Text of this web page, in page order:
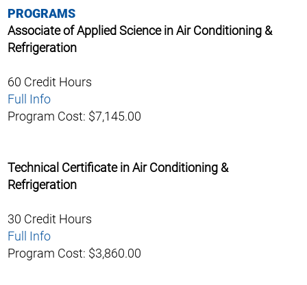
PROGRAMS
Associate of Applied Science in Air Conditioning &
Refrigeration
60 Credit Hours
Full Info
Program Cost: $7,145.00
Technical Certificate in Air Conditioning &
Refrigeration
30 Credit Hours
Full Info
Program Cost: $3,860.00